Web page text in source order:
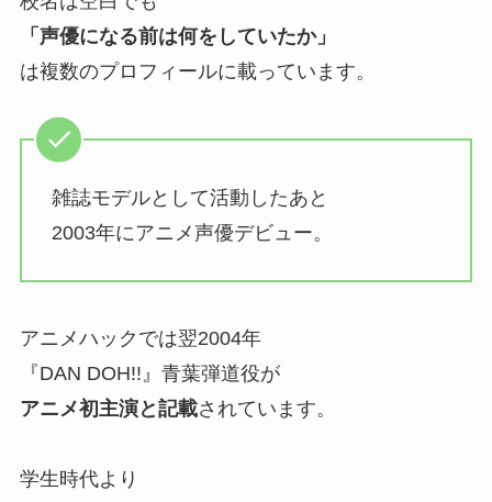
「声優になる前は何をしていたか」
は複数のプロフィールに載っています。
雑誌モデルとして活動したあと
2003年にアニメ声優デビュー。
アニメハックでは翌2004年
『DAN DOH!!』青葉弾道役が
アニメ初主演と記載されています。
学生時代より